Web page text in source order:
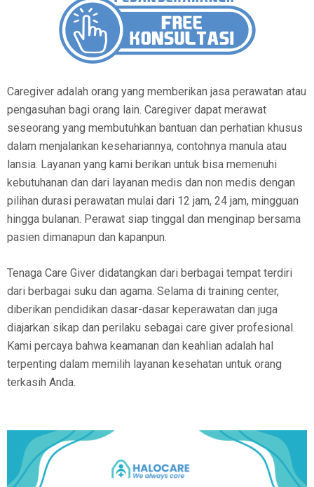
Caregiver adalah orang yang memberikan jasa perawatan atau
pengasuhan bagi orang lain. Caregiver dapat merawat
seseorang yang membutuhkan bantuan dan perhatian khusus
dalam menjalankan kesehariannya, contohnya manula atau
lansia. Layanan yang kami berikan untuk bisa memenuhi
kebutuhanan dan dari layanan medis dan non medis dengan
pilihan durasi perawatan mulai dari 12 jam, 24 jam, mingguan
hingga bulanan. Perawat siap tinggal dan menginap bersama
pasien dimanapun dan kapanpun.
Tenaga Care Giver didatangkan dari berbagai tempat terdiri
dari berbagai suku dan agama. Selama di training center,
diberikan pendidikan dasar-dasar keperawatan dan juga
diajarkan sikap dan perilaku sebagai care giver profesional.
Kami percaya bahwa keamanan dan keahlian adalah hal
terpenting dalam memilih layanan kesehatan untuk orang
terkasih Anda.